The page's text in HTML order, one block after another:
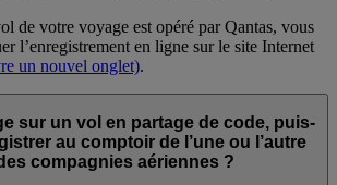
de votre voyage est opéré par Qantas, vous
l’enregistrement en ligne sur le site Internet
un nouvel onglet).
sur un vol en partage de code, puis-
au comptoir de l’une ou l’autre
compagnies aériennes ?